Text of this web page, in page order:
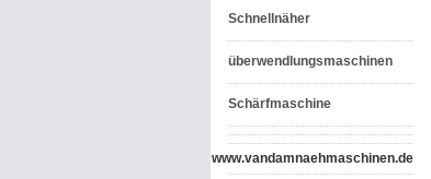
Schnellnäher
überwendlungsmaschinen
Schärfmaschine
www.vandamnaehmaschinen.de